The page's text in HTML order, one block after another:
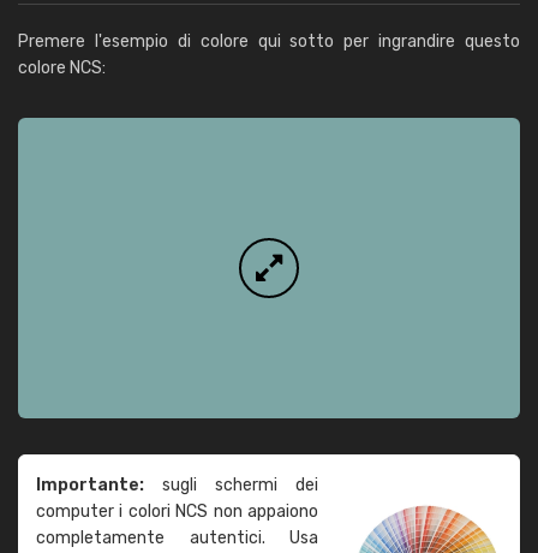
Premere l'esempio di colore qui sotto per ingrandire questo
colore NCS:
Importante: sugli schermi dei
computer i colori NCS non appaiono
completamente autentici. Usa